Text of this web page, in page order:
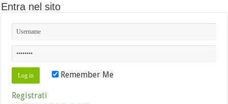
Entra nel sito
Remember Me
Registrati